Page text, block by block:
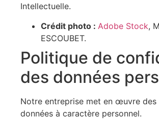
Intellectuelle.
Crédit photo : Adobe Stock,
ESCOUBET.
Politique de
des données
Notre entreprise met en œuvre
données à caractère personnel.